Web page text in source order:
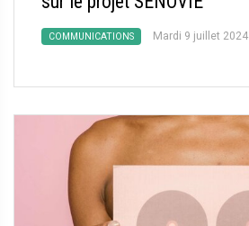
COMMUNICATIONS Mardi 9 juillet 2024